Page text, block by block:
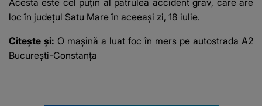
loc în judeţul Satu Mare în aceeaşi zi, 18 iulie.
Citește și: O mașină a luat foc în mers pe autostrada A2
București-Constanța